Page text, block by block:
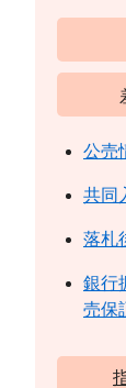
公売
共同
落札
銀行
売保